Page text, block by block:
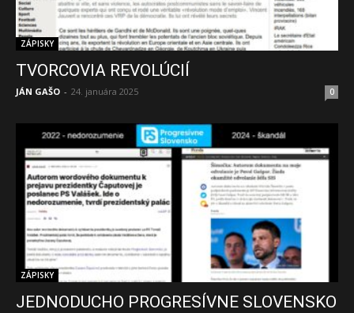
ZÁPISKY
TVORCOVIA REVOLÚCIÍ
JÁN GAŠO - 24. januára 2025 0
ZÁPISKY
JEDNODUCHO PROGRESÍVNE SLOVENSKO